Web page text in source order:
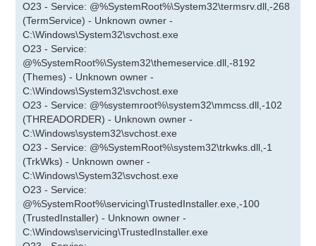
O23 - Service: @%SystemRoot%\System32\termsrv.dll,-268
(TermService) - Unknown owner -
C:\Windows\System32\svchost.exe
O23 - Service:
@%SystemRoot%\System32\themeservice.dll,-8192
(Themes) - Unknown owner -
C:\Windows\System32\svchost.exe
O23 - Service: @%systemroot%\system32\mmcss.dll,-102
(THREADORDER) - Unknown owner -
C:\Windows\system32\svchost.exe
O23 - Service: @%SystemRoot%\system32\trkwks.dll,-1
(TrkWks) - Unknown owner -
C:\Windows\System32\svchost.exe
O23 - Service:
@%SystemRoot%\servicing\TrustedInstaller.exe,-100
(TrustedInstaller) - Unknown owner -
C:\Windows\servicing\TrustedInstaller.exe